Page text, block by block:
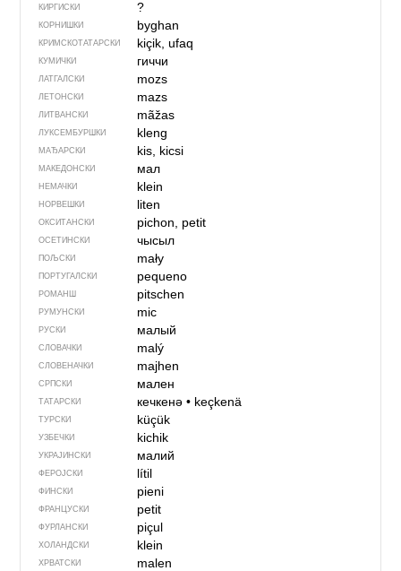
КИРГИСКИ ?
КОРНИШКИ byghan
КРИМСКОТАТАРСКИ kiçik, ufaq
КУМИЧКИ гиччи
ЛАТГАЛСКИ mozs
ЛЕТОНСКИ mazs
ЛИТВАНСКИ mãžas
ЛУКСЕМБУРШКИ kleng
МАЂАРСКИ kis, kicsi
МАКЕДОНСКИ мал
НЕМАЧКИ klein
НОРВЕШКИ liten
ОКСИТАНСКИ pichon, petit
ОСЕТИНСКИ чысыл
ПОЉСКИ mały
ПОРТУГАЛСКИ pequeno
РОМАНШ pitschen
РУМУНСКИ mic
РУСКИ малый
СЛОВАЧКИ malý
СЛОВЕНАЧКИ majhen
СРПСКИ мален
ТАТАРСКИ кечкенә• keçkenä
ТУРСКИ küçük
УЗБЕЧКИ kichik
УКРАЈИНСКИ малий
ФЕРОЈСКИ lítil
ФИНСКИ pieni
ФРАНЦУСКИ petit
ФУРЛАНСКИ piçul
ХОЛАНДСКИ klein
ХРВАТСКИ malen